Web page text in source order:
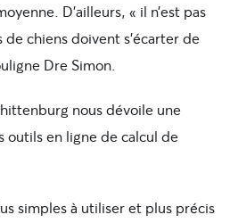
D’ailleurs, « il n’est pas
chiens doivent s’écarter de
Dre Simon.
nous dévoile une
outils en ligne de calcul de
simples à utiliser et plus précis